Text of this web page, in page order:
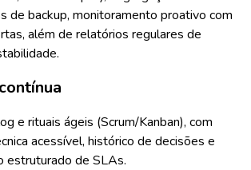
de backup, monitoramento proativo com
além de relatórios regulares de
e rituais ágeis (Scrum/Kanban), com
acessível, histórico de decisões e
estruturado de SLAs.